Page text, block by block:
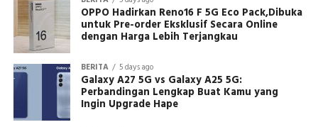
OPPO Hadirkan Reno16 F 5G Eco Pack,Dibuka
untuk Pre-order Eksklusif Secara Online
dengan Harga Lebih Terjangkau
BERITA 5 days ago
Galaxy A27 5G vs Galaxy A25 5G:
Perbandingan Lengkap Buat Kamu yang
Ingin Upgrade Hape